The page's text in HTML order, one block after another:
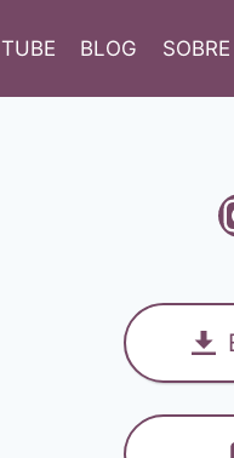
BLOG SOBRE